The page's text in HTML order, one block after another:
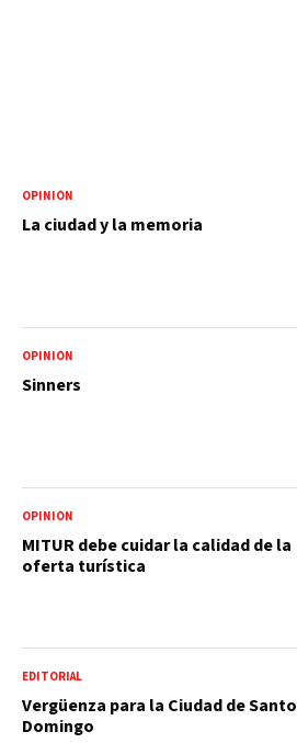
OPINIÓN
La ciudad y la memoria
OPINIÓN
Sinners
OPINIÓN
MITUR debe cuidar la calidad de la
oferta turística
EDITORIAL
Vergüenza para la Ciudad de Santo
Domingo